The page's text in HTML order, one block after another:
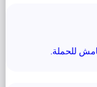
للحملة.